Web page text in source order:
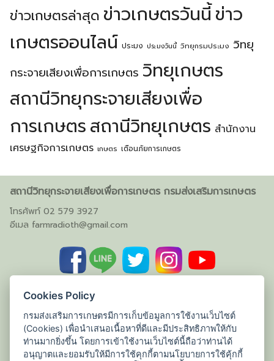
ข่าวเกษตรล่าสุด ข่าวเกษตรวันนี้ ข่าว
เกษตรออนไลน์ ประมง ประมงวันนี้ วิทยุกรมประมง วิทยุ
กระจายเสียงเพื่อการเกษตร วิทยุเกษตร
สถานีวิทยุกระจายเสียงเพื่อ
การเกษตรสถานีวิทยุเกษตร สำนักงาน
เศรษฐกิจการเกษตร เกษตร เตือนภัยการเกษตร
สถานีวิทยุกระจายเสียงเพื่อการเกษตร กรมส่งเสริมการเกษตร
โทรศัพท์ 02 579 3927
อีเมล farmradioth@gmail.com
Cookies Policy
กรมส่งเสริมการเกษตรมีการเก็บข้อมูลการใช้งานเว็บไซต์
(Cookies) เพื่อนำเสนอเนื้อหาที่ดีและมีประสิทธิภาพให้กับ
ท่านมากยิ่งขึ้น โดยการเข้าใช้งานเว็บไซต์นี้ถือว่าท่านได้
อนุญาตและยอมรับให้มีการใช้คุกกี้ตามนโยบายการใช้คุ้กกี้